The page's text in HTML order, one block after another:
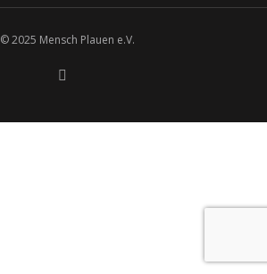
© 2025 Mensch Plauen e.V.